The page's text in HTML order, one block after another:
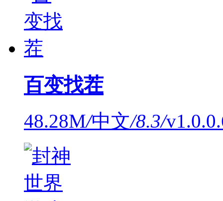
百变找茬
48.28M/中文/8.3/